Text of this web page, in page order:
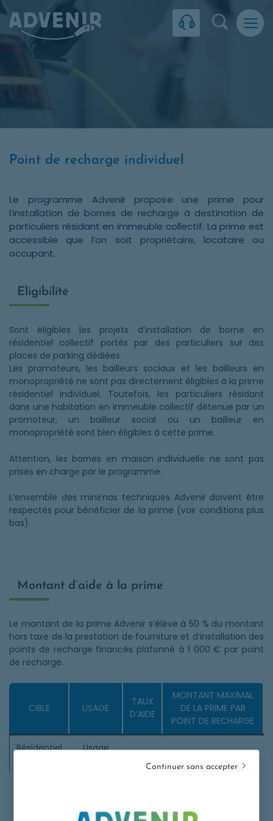
Panneau de gestion des cookies
Continuer sans accepter
Skip to navigation
Skip to content
Skip to footer
Point de recharge individuel
Le programme Advenir propose une prime pour
l’installation de bornes de recharge à destination de
particuliers résidant en immeuble collectif. La prime est
accessible que l’on soit propriétaire, locataire ou
occupant.
Eligibilité
Sont éligibles les projets d’installation de borne en
résidentiel collectif portés par des particuliers sur des
places de parking dédiées.
Les promoteurs, les bailleurs sociaux et les bailleurs en
monopropriété ne sont pas directement éligibles à la prime
résidentiel individuel. Toutefois, les particuliers résidant
dans une habitation en immeuble collectif détenue par un
promoteur, un bailleur social ou un bailleur en
monopropriété sont bien éligibles à cette prime.
Attention, les bornes en maison individuelle ne sont pas
prises en charge par le programme.
L’ensemble des minimas techniques Advenir doivent être
respectés pour bénéficier de la prime (voir conditions plus
bas).
Montant d’aide à la prime
Le montant de la prime Advenir s’élève à 50 % du montant
hors taxe de la prestation de fourniture et d’installation des
points de recharge financés plafonné à 1 000 € par point
de recharge.
CIBLE USAGE
TAUX
D’AIDE
MONTANT MAXIMAL
DE LA PRIME PAR
POINT DE RECHARGE
Résidentiel
Usage
50% 1 000€ HT